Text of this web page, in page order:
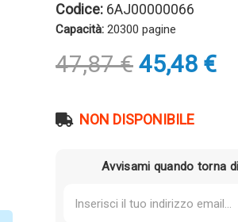
Codice: 6AJ00000066
Capacità: 20300 pagine
47,87€ Il
prezzo
era:
45,48 €Il
NON DISPONIBILE
Avvisami quando torna